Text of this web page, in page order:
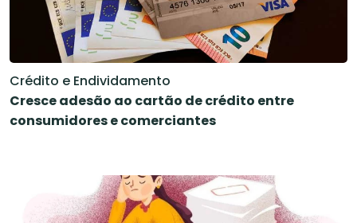
Crédito e Endividamento
Cresce adesão ao cartão de crédito entre
consumidores e comerciantes